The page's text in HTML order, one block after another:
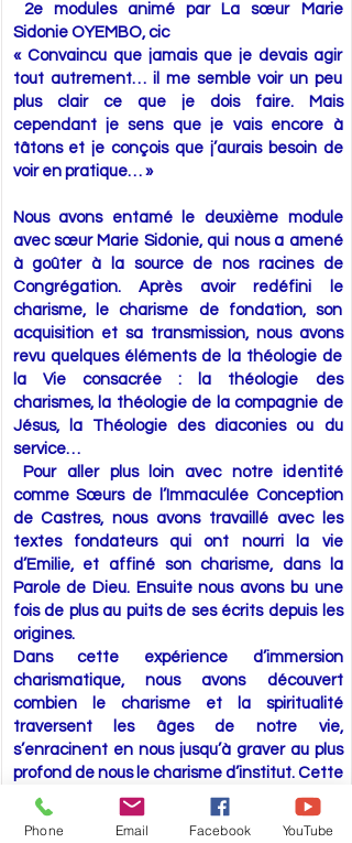
2e modules animé par La sœur Marie
Sidonie OYEMBO, cic
« Convaincu que jamais que je devais agir
tout autrement… il me semble voir un peu
plus clair ce que je dois faire. Mais
cependant je sens que je vais encore à
tâtons et je conçois que j’aurais besoin de
voir en pratique… »
Nous avons entamé le deuxième module
avec sœur Marie Sidonie, qui nous a amené
à goûter à la source de nos racines de
Congrégation. Après avoir redéfini le
charisme, le charisme de fondation, son
acquisition et sa transmission, nous avons
revu quelques éléments de la théologie de
la Vie consacrée : la théologie des
charismes, la théologie de la compagnie de
Jésus, la Théologie des diaconies ou du
service…
Pour aller plus loin avec notre identité
comme Sœurs de l’Immaculée Conception
de Castres, nous avons travaillé avec les
textes fondateurs qui ont nourri la vie
d’Emilie, et affiné son charisme, dans la
Parole de Dieu. Ensuite nous avons bu une
fois de plus au puits de ses écrits depuis les
origines.
Dans cette expérience d’immersion
charismatique, nous avons découvert
combien le charisme et la spiritualité
traversent les âges de notre vie,
s’enracinent en nous jusqu’à graver au plus
profond de nous le charisme d’institut. Cette
expérience nous a aidées à unifier charisme
d’institut et charismes personnels et à
Phone Email Facebook YouTube